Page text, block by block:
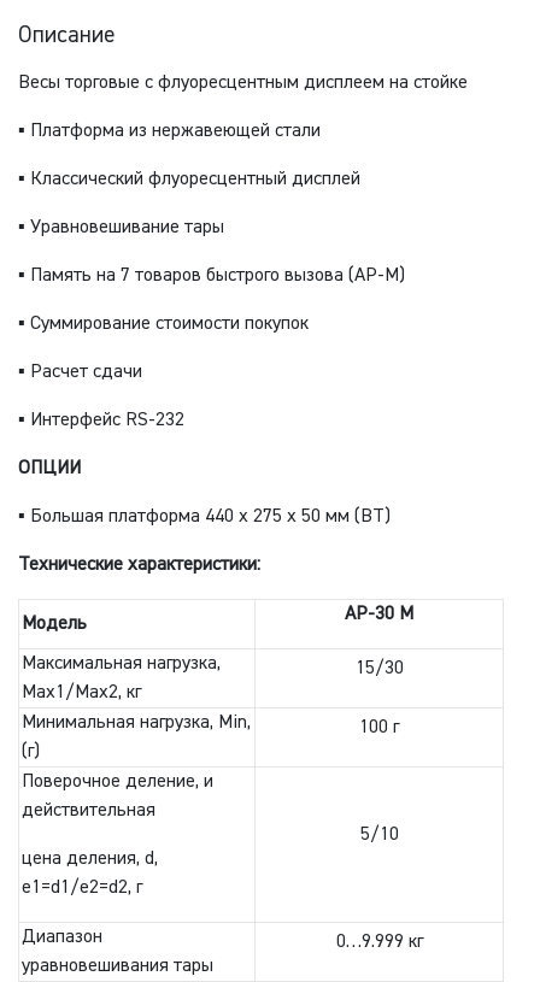
Описание
Весы торговые с флуоресцентным дисплеем на стойке
▪ Платформа из нержавеющей стали
▪ Классический флуоресцентный дисплей
▪ Уравновешивание тары
▪ Память на 7 товаров быстрого вызова (AP-M)
▪ Суммирование стоимости покупок
▪ Расчет сдачи
▪ Интерфейс RS-232
ОПЦИИ
▪ Большая платформа 440 х 275 х 50 мм (BT)
Технические характеристики:
Модель AP-30 M
Максимальная нагрузка,
Max1/Max2, кг
15/30
Минимальная нагрузка, Min,
(г)
100 г
Поверочное деление, и
действительная
цена деления, d,
e1=d1/e2=d2, г
5/10
Диапазон
уравновешивания тары
0…9.999 кг